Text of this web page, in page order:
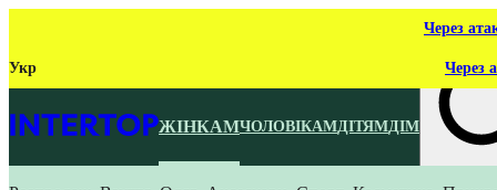
Через
Укр Через
ЖІНКАМЧОЛОВІКАМДІТЯМДІМ